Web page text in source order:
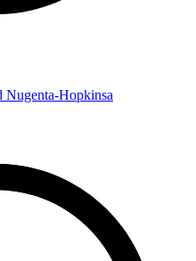
Hopkinsa